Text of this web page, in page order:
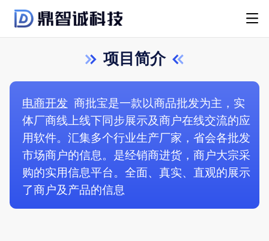
项目简介
电商开发商批宝是一款以商品批发为主，实
体厂商线上线下同步展示及商户在线交流的应
用软件。汇集多个行业生产厂家，省会各批发
市场商户的信息。是经销商进货，商户大宗采
购的实用信息平台。全面、真实、直观的展示
了商户及产品的信息